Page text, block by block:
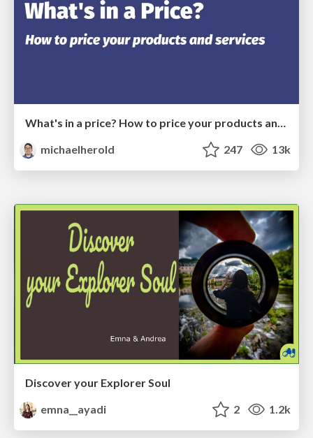
michaelherold
247 13k
Discover your Explorer Soul
emna__ayadi
2 1.2k